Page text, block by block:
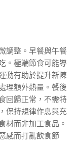
調整。早餐與午餐
。極端節食可能導
動有助於提升新陳
理額外熱量。餐後
回歸正常，不需特
保持規律作息與充
材而非加工食品。
感而打亂飲食節